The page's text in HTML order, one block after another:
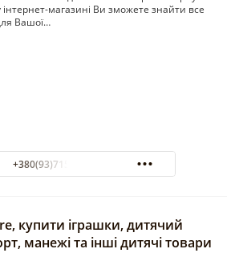
магазині Ви зможете знайти все
Вашої…
+380(93)715-96-26
купити іграшки, дитячий
манежі та інші дитячі товари